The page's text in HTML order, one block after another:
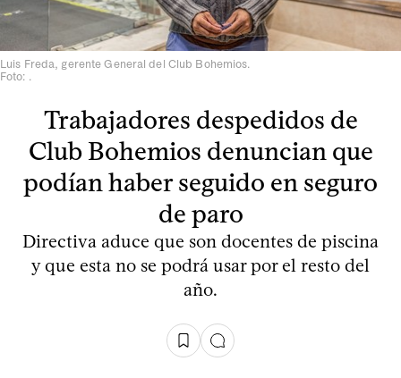
Luis Freda, gerente General del Club Bohemios.
Foto: .
Trabajadores despedidos de
Club Bohemios denuncian que
podían haber seguido en seguro
de paro
Directiva aduce que son docentes de piscina
y que esta no se podrá usar por el resto del
año.